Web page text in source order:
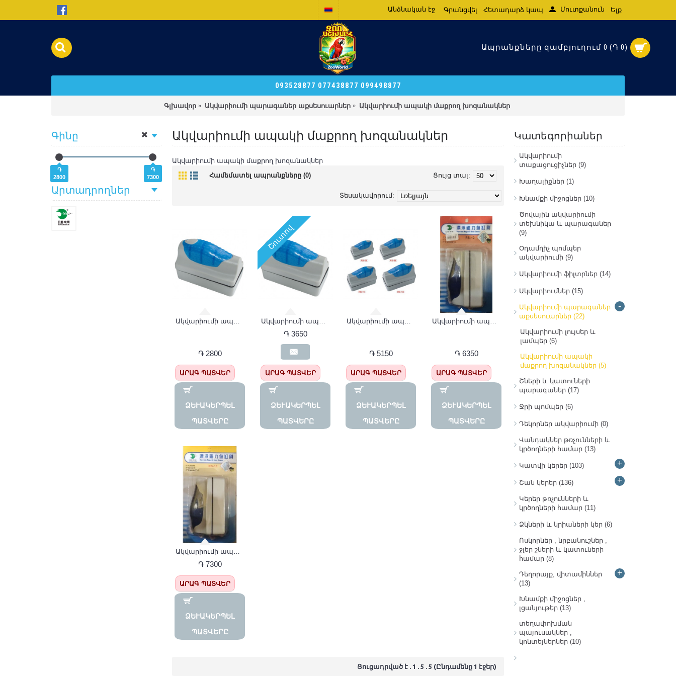
Անձնական էջ Գրանցվել Հետադարձ կապ Մուտքանուն Ելք
Ապրանքները զամբյուղում 0 (֏ 0)
093528877 077438877 099498877
Գլխավոր Ակվարիումի պարագաներ աքսեսուարներ Ակվարիումի ապակի մաքրող խոզանակներ
Գինը
֏
2800
֏
7300
Արտադրողներ
Կատեգորիաներ
Ակվարիումի
տաքացուցիչներ (9)
Խաղալիքներ (1)
Խնամքի միջոցներ (10)
Ծովային ակվարիումի
տեխնիկա և պարագաներ
(9)
Օդամղիչ պոմպեր
ակվարիումի (9)
Ակվարիումի ֆիլտրներ (14)
Ակվարիումներ (15)
Ակվարիումի պարագաներ
աքսեսուարներ (22)
-
Ակվարիումի լույսեր և
լամպեր (6)
Ակվարիումի ապակի
մաքրող խոզանակներ (5)
Շների և կատուների
պարագաներ (17)
Ջրի պոմպեր (6)
Դեկորներ ակվարիումի (0)
Վանդակներ թռչունների և
կրծողների համար (13)
Կատվի կերեր (103) +
Շան կերեր (136) +
Կերեր թռչունների և
կրծողների համար (11)
Ձկների և կրիաների կեր (6)
Ոսկորներ , նրբանուշներ ,
ջլեր շների և կատուների
համար (8)
Դեղորայք, վիտամիններ
(13)
+
Խնամքի միջոցներ ,
լցանյութեր (13)
տեղափոխման
պայուսակներ ,
կոնտեյներներ (10)
Ակվարիումի ապակի մաքրող խոզանակներ
Ակվարիումի ապակի մաքրող խոզանակներ
Համեմատել ապրանքները (0)
Ցույց տալ:
Տեսակավորում:
֏ 2800
ԱՐԱԳ ՊԱՏՎԵՐ
ՁԵՒԱԿԵՐՊԵԼ Պ
ԱՏՎԵՐԸ
Շուտով
֏ 3650
ԱՐԱԳ ՊԱՏՎԵՐ
ՁԵՒԱԿԵՐՊԵԼ Պ
ԱՏՎԵՐԸ
֏ 5150
ԱՐԱԳ ՊԱՏՎԵՐ
ՁԵՒԱԿԵՐՊԵԼ Պ
ԱՏՎԵՐԸ
֏ 6350
ԱՐԱԳ ՊԱՏՎԵՐ
ՁԵՒԱԿԵՐՊԵԼ Պ
ԱՏՎԵՐԸ
֏ 7300
ԱՐԱԳ ՊԱՏՎԵՐ
ՁԵՒԱԿԵՐՊԵԼ Պ
ԱՏՎԵՐԸ
Ցուցադրված է . 1 . 5 . 5 (Ընդամենը 1 էջեր)